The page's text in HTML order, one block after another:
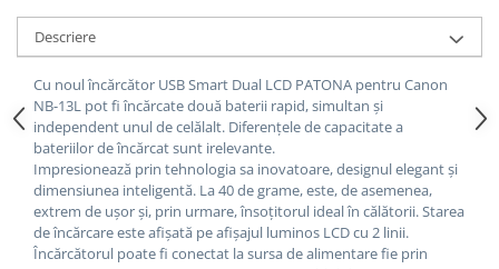
Descriere
Cu noul încărcător USB Smart Dual LCD PATONA pentru Canon
NB-13L pot fi încărcate două baterii rapid, simultan și
independent unul de celălalt. Diferențele de capacitate a
bateriilor de încărcat sunt irelevante.
Impresionează prin tehnologia sa inovatoare, designul elegant și
dimensiunea inteligentă. La 40 de grame, este, de asemenea,
extrem de ușor și, prin urmare, însoțitorul ideal în călătorii.Starea
de încărcare este afișată pe afișajul luminos LCD cu 2 linii.
Încărcătorul poate fi conectat la sursa de alimentare fie prin